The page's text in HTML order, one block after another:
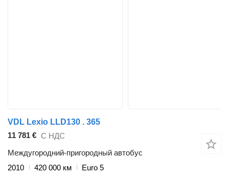
VDL Lexio LLD130 . 365
11 781 € С НДС
Междугородний-пригородный автобус
2010
420 000 км
Euro 5